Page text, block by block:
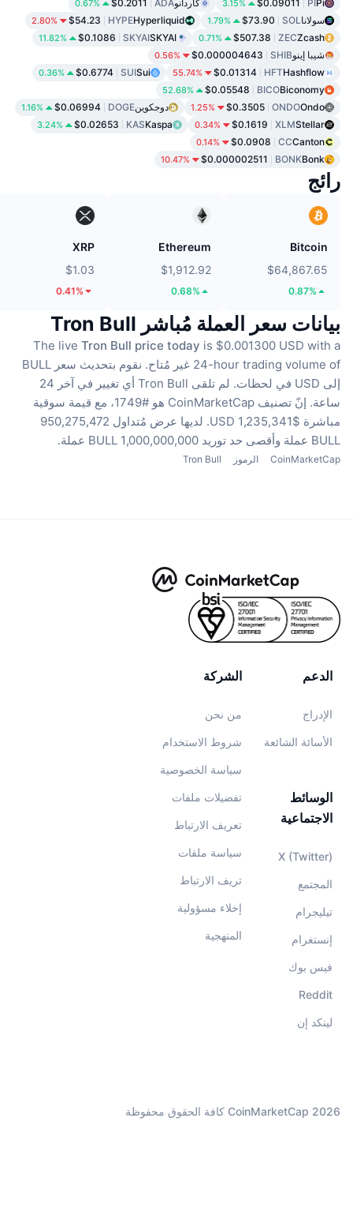
Pi
PI
$0.09011
3.15% كاردانوADA
$0.2011
0.67%
سولاناSOL
$73.90
1.79%
Hyperliquid
HYPE
$54.23
2.80%
Zcash
ZEC
$507.38
0.71%
SKYAI
SKYAI
$0.1086
11.82%
شيبا إينوSHIB
$0.000004643
0.56%
Hashflow
HFT
$0.01314
55.74%
Sui
SUI
$0.6774
0.36%
Biconomy
BICO
$0.05548
52.68%
Ondo
ONDO
$0.3505
1.25% دوجكوينDOGE
$0.06994
1.16%
Stellar
XLM
$0.1619
0.34%
Kaspa
KAS
$0.02653
3.24%
Canton
CC
$0.0908
0.14%
Bonk
BONK
$0.000002511
10.47%
رائج
Bitcoin
$64,867.65
0.87%
Ethereum
$1,912.92
0.68%
XRP
$1.03
0.41%
بيانات سعر العملة مُباشر Tron Bull
The live Tron Bull price today is $0.001300 USD with a
24-hour trading volume of غير مُتاح.
نقوم بتحديث سعر BULL
إلى USD في لحظات.
لم تلقى Tron Bull أي تغيير في آخر 24
ساعة.
إنّ تصنيف CoinMarketCap هو #1749، مع قيمة سوقية
مباشرة $1,235,341 USD.
لديها عرض مُتداول 950,275,472
BULL عملة
وأقصى حد توريد 1,000,000,000 BULL عملة.
CoinMarketCap الرموز Tron Bull
الشركة
من نحن
شروط الاستخدام
سياسة الخصوصية
تفضيلات ملفات
تعريف الارتباط
سياسة ملفات
تريف الارتباط
إخلاء مسؤولية
المنهجية
الدعم
الإدراج
الأسائة الشائعة
الوسائط
الاجتماعية
X (Twitter)
المجتمع
تيليجرام
إنستغرام
فيس بوك
Reddit
لينكد إن
CoinMarketCap 2026 كافة الحقوق محفوظة